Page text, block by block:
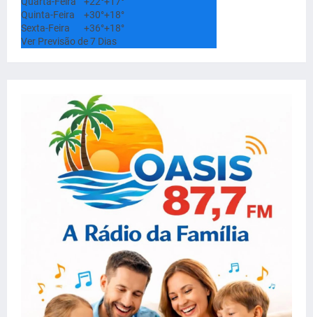
Quinta-Feira
+30°+18°
Sexta-Feira
+36°+18°
Ver Previsão de 7 Dias